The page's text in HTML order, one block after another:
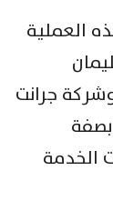
العملية
جرانت
الخدمة